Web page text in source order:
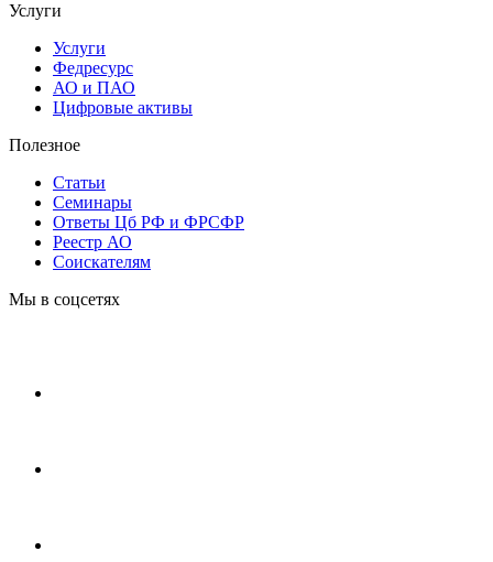
Услуги
Услуги
Федресурс
АО и ПАО
Цифровые активы
Полезное
Статьи
Cеминары
Ответы Цб РФ и ФРСФР
Реестр АО
Соискателям
Мы в соцсетях